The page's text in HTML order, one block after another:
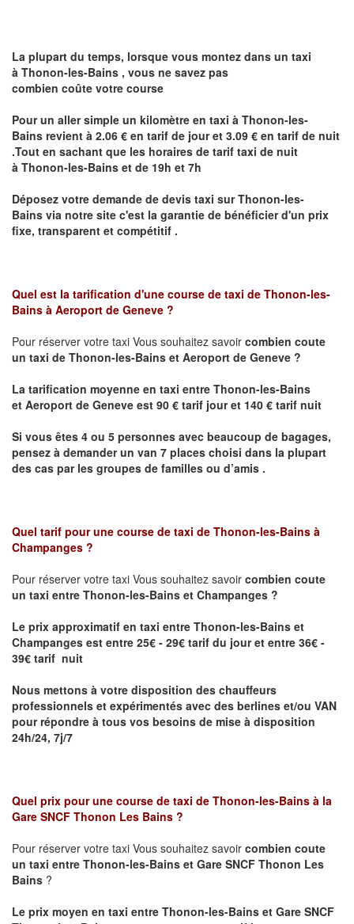
La plupart du temps, lorsque vous montez dans un taxi
à Thonon-les-Bains , vous ne savez pas
combien coûte votre course
Pour un aller simple un kilomètre en taxi à Thonon-les-
Bains revient à 2.06 € en tarif de jour et 3.09 € en tarif de nuit
.Tout en sachant que les horaires de tarif taxi de nuit
à Thonon-les-Bains et de 19h et 7h
Déposez votre demande de devis taxi surThonon-les-
Bains via notre site c'est la garantie de bénéficier d'un prix
fixe, transparent et compétitif .
Quel est la tarification d'une course de taxi de Thonon-les-
Bains à Aeroport de Geneve ?
Pour réserver votre taxi Vous souhaitez savoir combien coute
un taxi de Thonon-les-Bains et Aeroport de Geneve ?
La tarification moyenne en taxi entre Thonon-les-Bains
et Aeroport de Geneve est 90 € tarif jour et 140 € tarif nuit
Si vous êtes 4 ou 5 personnes avec beaucoup de bagages,
pensez à demander un van 7 places choisi dans la plupart
des cas par les groupes de familles ou d’amis .
Quel tarif pour une course de taxi de Thonon-les-Bains à
Champanges ?
Pour réserver votre taxi Vous souhaitez savoir combien coute
un taxi entre Thonon-les-Bains et Champanges ?
Le prix approximatif en taxi entre Thonon-les-Bains et
Champanges est entre 25€ - 29€ tarif du jour et entre 36€ -
39€ tarif nuit
Nous mettons à votre disposition des chauffeurs
professionnels et expérimentés avec des berlines et/ou VAN
pour répondre à tous vos besoins de mise à disposition
24h/24, 7j/7
Quel prix pour une course de taxi de Thonon-les-Bains à la
Gare SNCF Thonon Les Bains ?
Pour réserver votre taxi Vous souhaitez savoir combien coute
un taxi entre Thonon-les-Bains et Gare SNCF Thonon Les
Bains ?
Le prix moyen en taxi entre Thonon-les-Bains et Gare SNCF